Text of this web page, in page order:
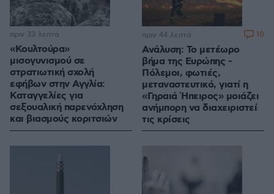
«Κουλτούρα»
μισογυνισμού σε
στρατιωτική σχολή
εφήβων στην Αγγλία:
Καταγγελίες για
σεξουαλική παρενόχληση
και βιασμούς κοριτσιών
πριν 33 λεπτά
Ανάλυση: Το μετέωρο
βήμα της Ευρώπης -
Πόλεμοι, φωτιές,
μεταναστευτικό, γιατί η
«Γηραιά Ήπειρος» μοιάζει
ανήμπορη να διαχειριστεί
τις κρίσεις
πριν 44 λεπτά 10